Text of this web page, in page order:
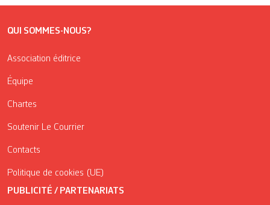
QUI SOMMES-NOUS?
Association éditrice
Équipe
Chartes
Soutenir Le Courrier
Contacts
Politique de cookies (UE)
PUBLICITÉ / PARTENARIATS